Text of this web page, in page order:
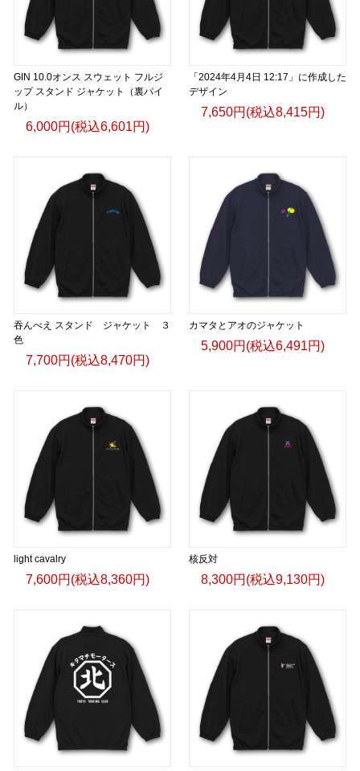
GIN 10.0オンス スウェット フルジ
ップ スタンド ジャケット（裏パイ
ル）
6,000円(税込6,601円)
「2024年4月4日 12:17」に作成した
デザイン
7,650円(税込8,415円)
吞んべえ スタンド ジャケット ３
色
7,700円(税込8,470円)
カマタとアオのジャケット
5,900円(税込6,491円)
light cavalry
7,600円(税込8,360円)
核反対
8,300円(税込9,130円)